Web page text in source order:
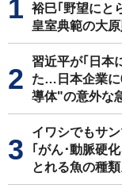
裕巳｢野望にと
皇室典範の大原
習近平が｢日本
た…日本企業に
導体"の意外な
イワシでもサ
｢がん･動脈硬
とれる魚の種